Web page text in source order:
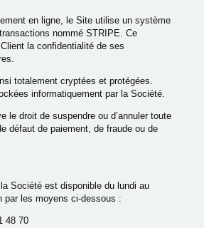
en ligne, le Site utilise un système
nommé STRIPE. Ce
la confidentialité de ses
totalement cryptées et protégées.
informatiquement par la Société.
le droit de suspendre ou d’annuler toute
défaut de paiement, de fraude ou de
Société est disponible du lundi au
par les moyens ci-dessous :
48 70